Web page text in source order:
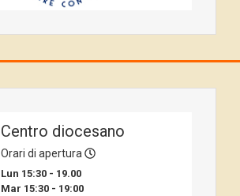
Centro diocesano
Orari di apertura
Lun 15:30 - 19.00
Mar 15:30 - 19:00